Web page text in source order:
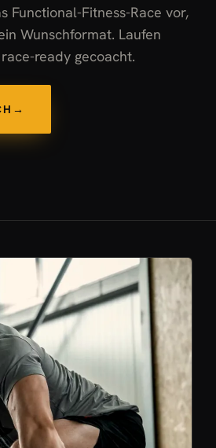
Functional-Fitness-Race vor,
Wunschformat. Laufen
ready gecoacht.
→